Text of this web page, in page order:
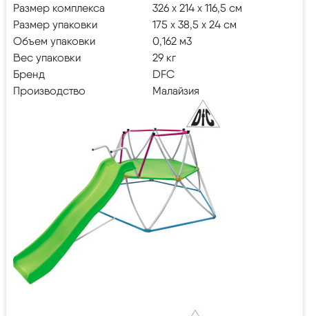
Размер комплекса
326 х 214 х 116,5 см
Размер упаковки
175 х 38,5 х 24 см
Объем упаковки
0,162 м3
Вес упаковки
29 кг
Бренд
DFC
Производство
Малайзия